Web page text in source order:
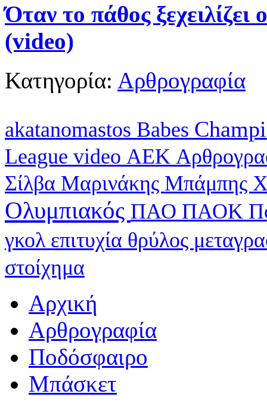
Όταν το πάθος
(video)
Κατηγορία: Αρθρογραφία
akatanomastos Babes
League video ΑΕΚ
Σίλβα Μαρινάκης Μπάμπης
Ολυμπιακός ΠΑΟ ΠΑΟΚ
γκολ επιτυχία θρύλος
στοίχημα
Αρχική
Αρθρογραφία
Ποδόσφαιρο
Μπάσκετ